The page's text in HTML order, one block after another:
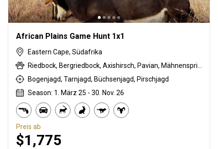
African Plains Game Hunt 1x1
Eastern Cape, Südafrika
Bogenjagd, Tarnjagd, Büchsenjagd, Pirschjagd
Season: 1. März 25 - 30. Nov. 26
Preis ab
$1,775